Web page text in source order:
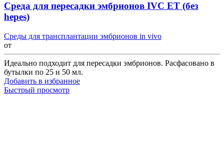
Среда для пересадки эмбрионов IVC ET (без
hepes)
Среды для трансплантации эмбрионов in vivo
от
Идеально подходит для пересадки эмбрионов. Расфасовано в
бутылки по 25 и 50 мл.
Добавить в избранное
Быстрый просмотр